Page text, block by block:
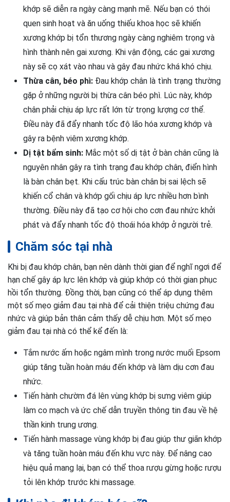
khớp sẽ diễn ra ngày càng mạnh mẽ. Nếu bạn có thói
quen sinh hoạt và ăn uống thiếu khoa học sẽ khiến
xương khớp bị tổn thương ngày càng nghiêm trọng và
hình thành nên gai xương. Khi vận động, các gai xương
này sẽ cọ xát vào nhau và gây đau nhức khá khó chịu.
Thừa cân, béo phì: Đau khớp chân là tình trạng thường
gặp ở những người bị thừa cân béo phì. Lúc này, khớp
chân phải chịu áp lực rất lớn từ trọng lượng cơ thể.
Điều này đã đẩy nhanh tốc độ lão hóa xương khớp và
gây ra bệnh viêm xương khớp.
Dị tật bẩm sinh: Mắc một số dị tật ở bàn chân cũng là
nguyên nhân gây ra tình trạng đau khớp chân, điển hình
là bàn chân bẹt. Khi cấu trúc bàn chân bị sai lệch sẽ
khiến cổ chân và khớp gối chịu áp lực nhiều hơn bình
thường. Điều này đã tạo cơ hội cho cơn đau nhức khởi
phát và đẩy nhanh tốc độ thoái hóa khớp ở người trẻ.
Chăm sóc tại nhà
Khi bị đau khớp chân, bạn nên dành thời gian để nghĩ ngơi để
hạn chế gây áp lực lên khớp và giúp khớp có thời gian phục
hồi tổn thường. Đồng thời, bạn cũng có thể áp dụng thêm
một số mẹo giảm đau tại nhà để cải thiện triệu chứng đau
nhức và giúp bản thân cảm thấy dễ chịu hơn. Một số mẹo
giảm đau tại nhà có thể kể đến là:
Tắm nước ấm hoặc ngâm mình trong nước muối Epsom
giúp tăng tuần hoàn máu đến khớp và làm dịu cơn đau
nhức.
Tiến hành chườm đá lên vùng khớp bị sưng viêm giúp
làm co mạch và ức chế dẫn truyền thông tin đau về hệ
thần kinh trung ương.
Tiến hành massage vùng khớp bị đau giúp thư giãn khớp
và tăng tuần hoàn máu đến khu vực này. Để nâng cao
hiệu quả mang lại, bạn có thể thoa rượu gừng hoặc rượu
tỏi lên khớp trước khi massage.